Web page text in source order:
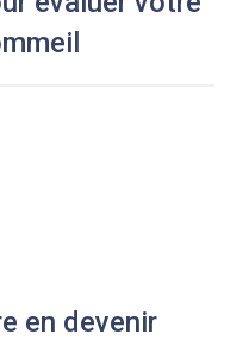
en devenir